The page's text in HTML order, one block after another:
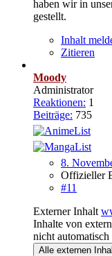
haben wir in
gestellt.
Inhalt
Zitieren
Moody
Administrator
Reaktionen: 1
Beiträge: 735
8.
Offizieller
#11
Externer Inhalt
Inhalte von
nicht automatisch
Alle externen